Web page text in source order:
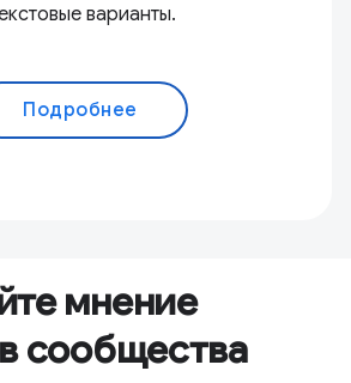
варианты.
Подробнее
мнение
сообщества